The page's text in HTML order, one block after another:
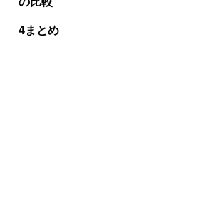
4まとめ